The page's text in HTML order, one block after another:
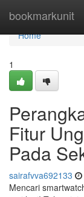
bookmarkunit
Home
Home
1
Fitur
Pada
sairafvva692133
Mencari